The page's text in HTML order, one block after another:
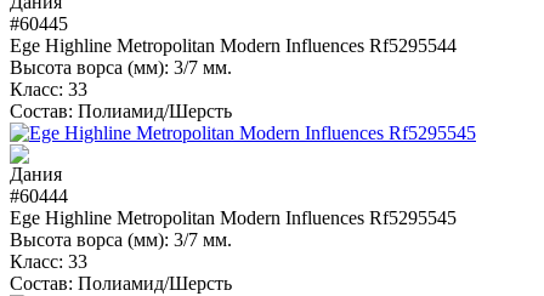
#60445
Ege Highline Metropolitan Modern Influences Rf5295544
Высота ворса (мм): 3/7 мм.
Класс: 33
Состав: Полиамид/Шерсть
#60444
Ege Highline Metropolitan Modern Influences Rf5295545
Высота ворса (мм): 3/7 мм.
Класс: 33
Состав: Полиамид/Шерсть